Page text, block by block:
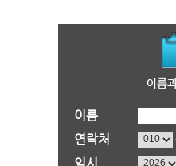
이름
연락처